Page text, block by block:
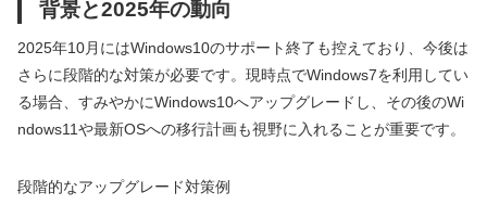
背景と2025年の動向
2025年10月にはWindows10のサポート終了も控えており、今後は
さらに段階的な対策が必要です。現時点でWindows7を利用してい
る場合、すみやかにWindows10へアップグレードし、その後のWi
ndows11や最新OSへの移行計画も視野に入れることが重要です。
段階的なアップグレード対策例